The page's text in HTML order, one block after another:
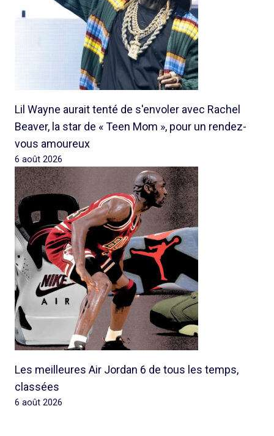
Lil Wayne aurait tenté de s'envoler avec Rachel
Beaver, la star de « Teen Mom », pour un rendez-
vous amoureux
6 août 2026
Les meilleures Air Jordan 6 de tous les temps,
classées
6 août 2026